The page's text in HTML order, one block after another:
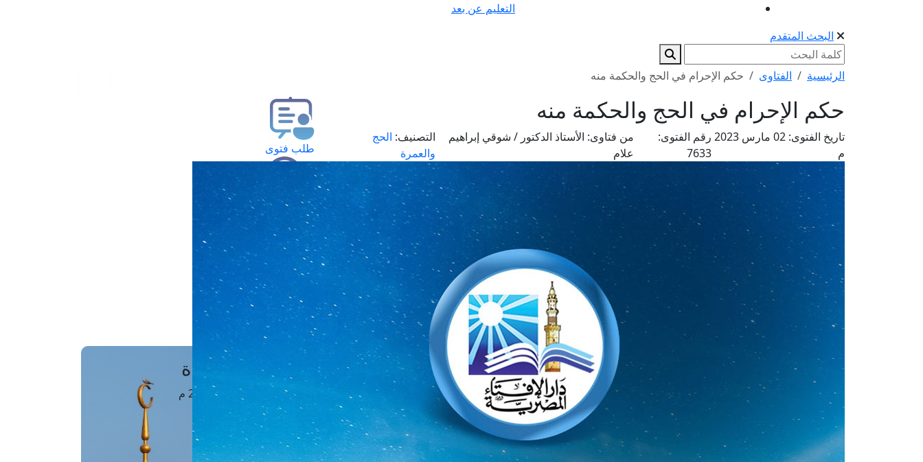
التعليم عن بعد
البحث المتقدم
الرئيسية الفتاوى حكم الإحرام في الحج والحكمة منه
حكم الإحرام في الحج والحكمة منه
تاريخ الفتوى:
02 مارس 2023
م
رقم الفتوى:
7633
من فتاوى: الأستاذ الدكتور / شوقي إبراهيم
علام
التصنيف: الحج
والعمرة
طلب فتوى
استعلام عن فتوى
حجز موعد
الفتوى الهاتفية
مَواقِيتُ الصَّـــلاة
القاهرة · 07 أغسطس 2026 م
4 :41
الشروق